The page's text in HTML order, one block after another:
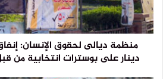
دينار على بوسترات انتخابية من